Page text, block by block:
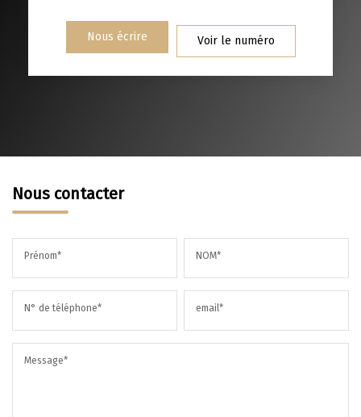
RESTAURANTS ET CAFÉS COMMERCES
Nous écrire Voir le numéro
Nous contacter
Prénom* NOM*
N° de téléphone* email*
Message*